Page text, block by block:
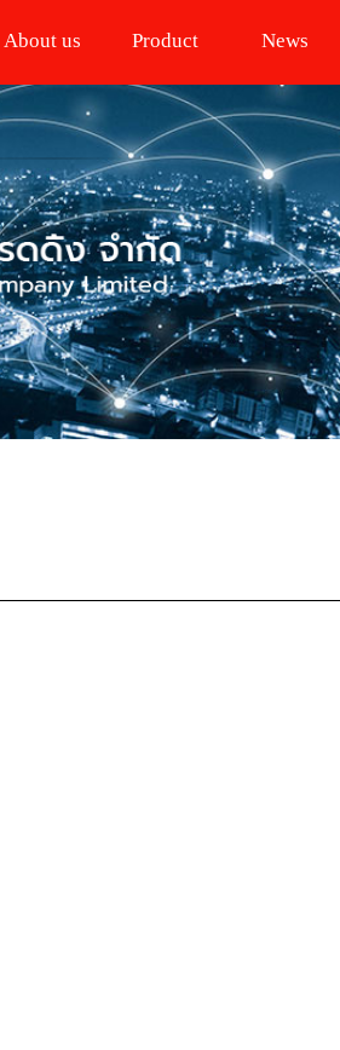
About us Product News